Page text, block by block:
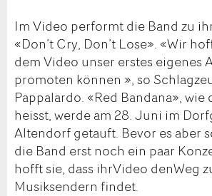
Im Video performt die Band zu
«Don’t Cry, Don’t Lose». «Wir
dem Video unser erstes eigenes
promoten können », so
Pappalardo. «Red Bandana», wie
heisst, werde am 28. Juni im
Altendorf getauft. Bevor es aber
die Band erst noch ein paar
hofft sie, dass ihrVideo denWeg
Musiksendern findet.